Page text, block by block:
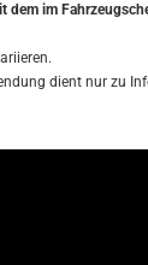
im
dient nur zu